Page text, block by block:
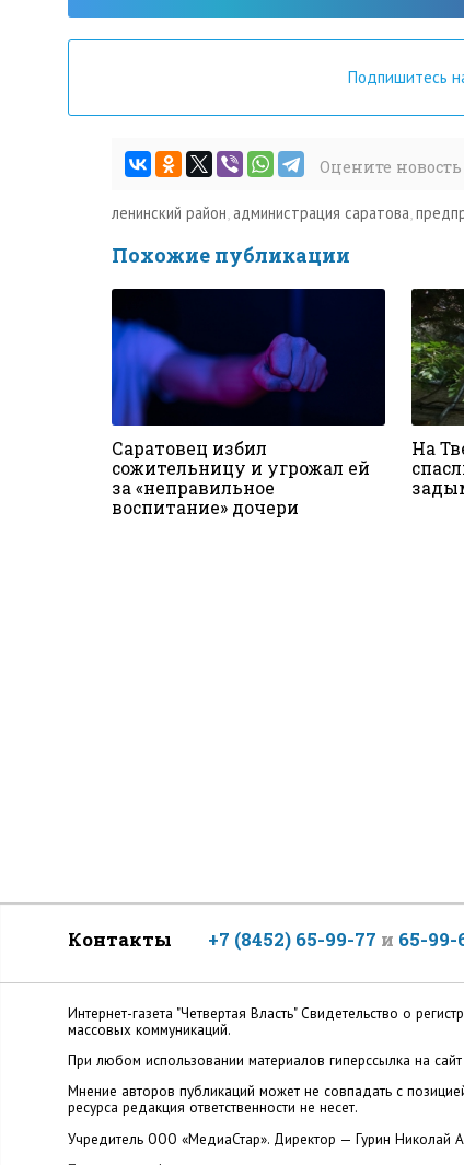
Подпишитесь
Оцените новость
ленинский район, администрация саратова,
Похожие публикации
Саратовец избил
сожительницу и угрожал ей
за «неправильное
воспитание» дочери
На
Контакты +7 (8452) 65-99-77 и 65-99-
Интернет-газета "Четвертая Власть" Cвидетельство о
массовых коммуникаций.
При любом использовании материалов гиперссылка на сайт
Мнение авторов публикаций может не совпадать с
ресурса редакция ответственности не несет.
Учредитель ООО «МедиаСтар». Директор — Гурин Николай